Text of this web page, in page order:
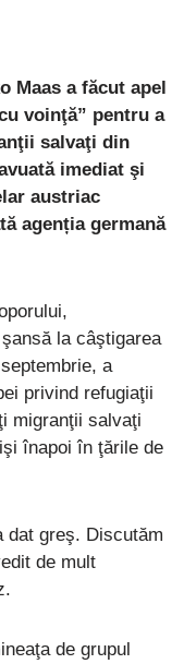
Maas a făcut apel
voinţă” pentru a
salvaţi din
imediat şi
austriac
agenția germană
la câştigarea
a
privind refugiaţii
migranţii salvaţi
înapoi în ţările de
dat greş. Discutăm
de mult
de grupul